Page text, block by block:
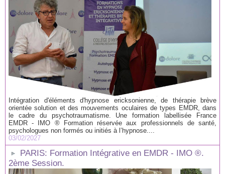
Intégration d'éléments d'hypnose ericksonienne, de thérapie brève
orientée solution et des mouvements oculaires de types EMDR, dans
le cadre du psychotraumatisme. Une formation labellisée France
EMDR - IMO ® Formation réservée aux professionnels de santé,
psychologues non formés ou initiés à l’hypnose....
03/02/2027
PARIS: Formation Intégrative en EMDR - IMO ®.
2ème Session.